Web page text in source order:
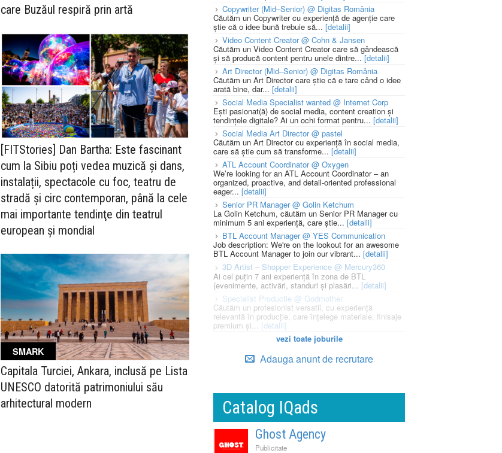
care Buzăul respiră prin artă
[FITStories] Dan Bartha: Este fascinant
cum la Sibiu poți vedea muzică şi dans,
instalații, spectacole cu foc, teatru de
stradă și circ contemporan, până la cele
mai importante tendinţe din teatrul
european şi mondial
SMARK
Capitala Turciei, Ankara, inclusă pe Lista
UNESCO datorită patrimoniului său
arhitectural modern
Copywriter (Mid–Senior) @ Digitas România
Căutăm un Copywriter cu experiență de agenție care
știe că o idee bună trebuie să... [detalii]
Video Content Creator @ Cohn & Jansen
Căutăm un Video Content Creator care să gândească
și să producă content pentru unele dintre...[detalii]
Art Director (Mid–Senior) @ Digitas România
Căutăm un Art Director care știe că e tare când o idee
arată bine, dar... [detalii]
Social Media Specialist wanted @ Internet Corp
Ești pasionat(ă) de social media, content creation și
tendințele digitale? Ai un ochi format pentru... [detalii]
Social Media Art Director @ pastel
Căutăm un Art Director cu experiență în social media,
care să știe cum să transforme... [detalii]
ATL Account Coordinator @ Oxygen
We’re looking for an ATL Account Coordinator – an
organized, proactive, and detail-oriented professional
eager... [detalii]
Senior PR Manager @ Golin Ketchum
La Golin Ketchum, căutăm un Senior PR Manager cu
minimum 5 ani experiență, care știe... [detalii]
BTL Account Manager @ YES Communication
Job description: We're on the lookout for an awesome
BTL Account Manager to join our vibrant... [detalii]
3D Artist – Shopper Experience @ Mercury360
Ai cel puțin 7 ani experiență în zona de BTL
(evenimente, activări, standuri și plasări... [detalii]
Specialist Productie @ Godmother
Căutăm un profesionist versatil, cu experiență
relevantă în producție, care înțelege materiale, finisaje
premium și... [detalii]
vezi toate joburile
Adauga anunt de recrutare
Catalog IQads
Ghost Agency
Publicitate